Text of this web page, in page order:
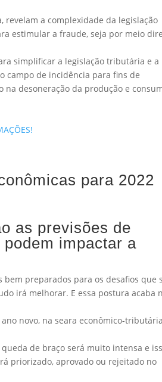
revelam a complexidade da legislação
estimular a fraude, seja por meio
simplificar a legislação tributária e a
campo de incidência para fins de
desoneração da produção e
para 2022
as previsões de
impactar a
preparados para os desafios que
irá melhorar. E essa postura acaba
novo, na seara econômico-
de braço será muito intensa e
priorizado, aprovado ou rejeitado no